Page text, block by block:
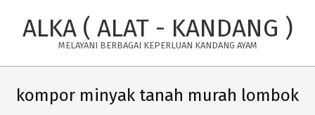
ALKA ( ALAT - KANDANG )
MELAYANI BERBAGAI KEPERLUAN KANDANG AYAM
Navigation
kompor minyak tanah murah lombok